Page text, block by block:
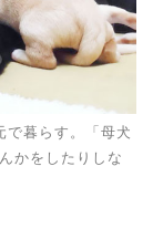
で暮らす。「母犬
かをしたりしな